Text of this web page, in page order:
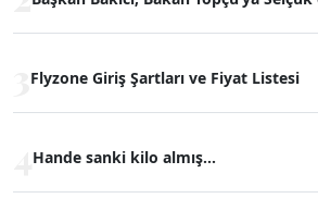
Flyzone Giriş Şartları ve Fiyat Listesi
Hande sanki kilo almış...